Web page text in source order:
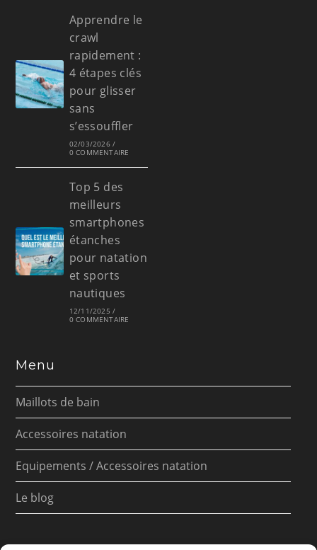
Apprendre le
crawl
rapidement :
4 étapes clés
pour glisser
sans
s’essouffler
02/03/2026 /
0 COMMENTAIRE
Top 5 des
meilleurs
smartphones
étanches
pour natation
et sports
nautiques
12/11/2025 /
0 COMMENTAIRE
Menu
Maillots de bain
Accessoires natation
Equipements / Accessoires natation
Le blog